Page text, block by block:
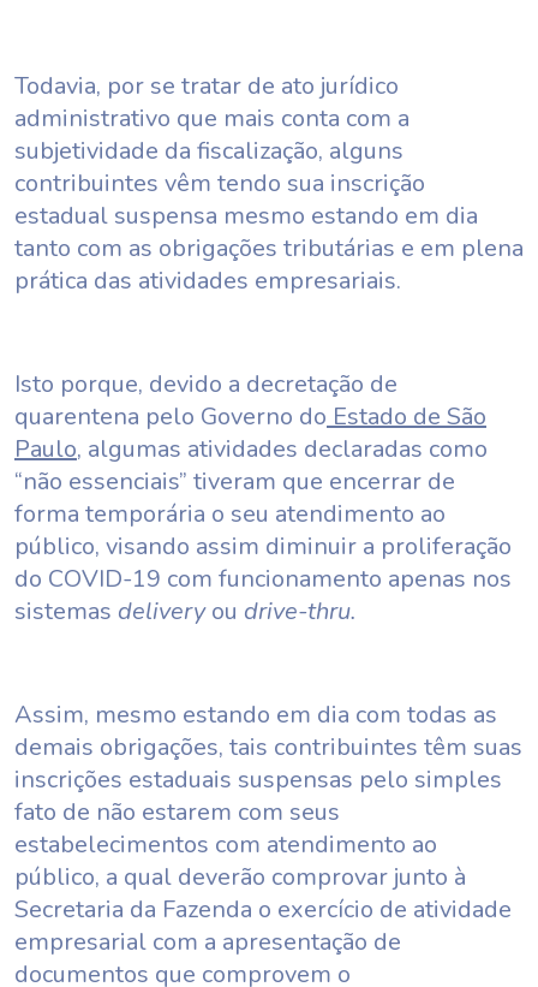
Todavia, por se tratar de ato jurídico
administrativo que mais conta com a
subjetividade da fiscalização, alguns
contribuintes vêm tendo sua inscrição
estadual suspensa mesmo estando em dia
tanto com as obrigações tributárias e em plena
prática das atividades empresariais.
Isto porque, devido a decretação de
quarentena pelo Governo do Estado de São
Paulo, algumas atividades declaradas como
“não essenciais” tiveram que encerrar de
forma temporária o seu atendimento ao
público, visando assim diminuir a proliferação
do COVID-19 com funcionamento apenas nos
sistemas deliveryou drive-thru.
Assim, mesmo estando em dia com todas as
demais obrigações, tais contribuintes têm suas
inscrições estaduais suspensas pelo simples
fato de não estarem com seus
estabelecimentos com atendimento ao
público, a qual deverão comprovar junto à
Secretaria da Fazenda o exercício de atividade
empresarial com a apresentação de
documentos que comprovem o